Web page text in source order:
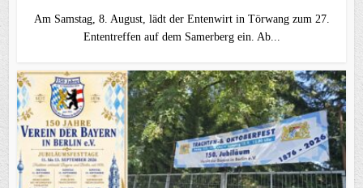
Am Samstag, 8. August, lädt der Entenwirt in Törwang zum 27.
Ententreffen auf dem Samerberg ein. Ab...